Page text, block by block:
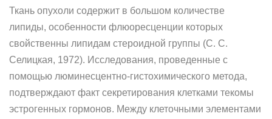
Ткань опухоли содержит в большом количестве
липиды, особенности флюоресценции которых
свойственны липидам стероидной группы (С. С.
Селицкая, 1972). Исследования, проведенные с
помощью люминесцентно-гистохимического метода,
подтверждают факт секретирования клетками текомы
эстрогенных гормонов. Между клеточными элементами